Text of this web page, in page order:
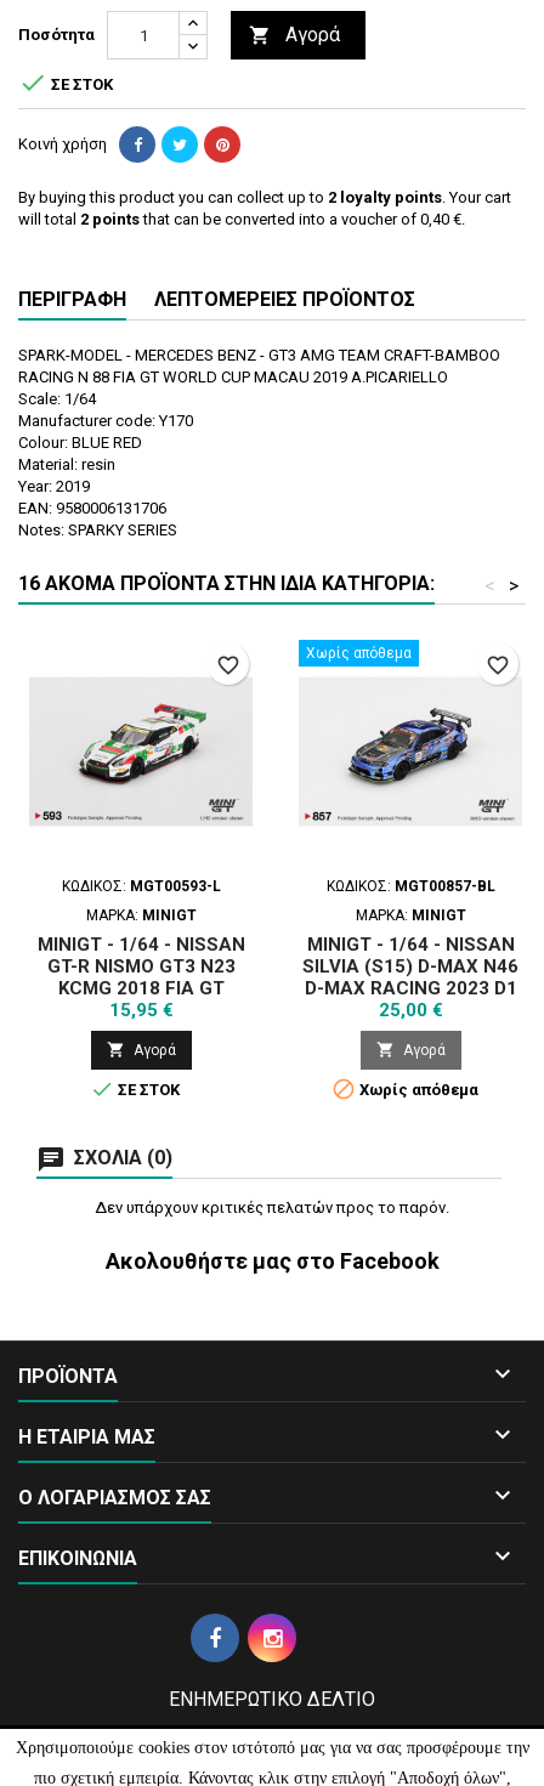
Χρησιμοποιούμε cookies στον ιστότοπό μας για να σας προσφέρουμε την
πιο σχετική εμπειρία. Κάνοντας κλικ στην επιλογή "Αποδοχή όλων",
Ποσότητα  Αγορά
 ΣΕ ΣΤΟΚ
Κοινή χρήση
By buying this product you can collect up to 2 loyalty points. Your cart
will total 2 pointsthat can be converted into a voucher of 0,40 €.
ΠΕΡΙΓΡΑΦΉ ΛΕΠΤΟΜΈΡΕΙΕΣ ΠΡΟΪΌΝΤΟΣ
SPARK-MODEL - MERCEDES BENZ - GT3 AMG TEAM CRAFT-BAMBOO
RACING N 88 FIA GT WORLD CUP MACAU 2019 A.PICARIELLO
Scale: 1/64
Manufacturer code: Y170
Colour: BLUE RED
Material: resin
Year: 2019
EAN: 9580006131706
Notes: SPARKY SERIES
16 ΑΚΌΜΑ ΠΡΟΪΌΝΤΑ ΣΤΗΝ ΊΔΙΑ ΚΑΤΗΓΟΡΊΑ: >
<
ΚΩΔΙΚΌΣ: MGT00593-L
ΜΆΡΚΑ: MINIGT
MINIGT - 1/64 - NISSAN
GT-R NISMO GT3 N23
KCMG 2018 FIA GT
WORLD CUP MACAU
Τιμή
15,95 €
 Αγορά
 ΣΕ ΣΤΟΚ
favorite_border Χωρίς απόθεμα
ΚΩΔΙΚΌΣ: MGT00857-BL
ΜΆΡΚΑ: MINIGT
MINIGT - 1/64 - NISSAN
SILVIA (S15) D-MAX N46
D-MAX RACING 2023 D1
GRAND PRIX - BLISTER
Τιμή
25,00 €
 Αγορά
 Χωρίς απόθεμα
favorite_border
ΣΧΌΛΙΑ (0)
Δεν υπάρχουν κριτικές πελατών προς το παρόν.
Ακολουθήστε μας στο Facebook
ΠΡΟΪΟΝΤΑ 
Η ΕΤΑΙΡΙΑ ΜΑΣ 
Ο ΛΟΓΑΡΙΑΣΜΌΣ ΣΑΣ 
ΕΠΙΚΟΙΝΩΝΊΑ 
ΕΝΗΜΕΡΩΤΙΚΌ ΔΕΛΤΊΟ